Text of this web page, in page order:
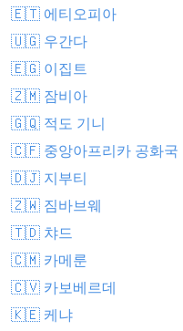
AM
Moon
🇪🇹 에티오피아
🇺🇬 우간다
🇪🇬 이집트
🇿🇲 잠비아
🇬🇶 적도 기니
🇨🇫 중앙아프리카 공화국
🇩🇯 지부티
🇿🇼 짐바브웨
🇹🇩 챠드
🇨🇲 카메룬
🇨🇻 카보베르데
🇰🇪 케냐